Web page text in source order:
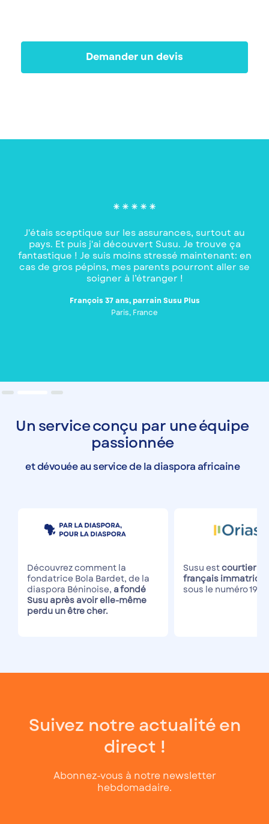
Demander un devis
J'étais sceptique sur les assurances, surtout au
pays. Et puis j'ai découvert Susu. Je trouve ça
fantastique ! Je suis moins stressé maintenant: en
cas de gros pépins, mes parents pourront aller se
soigner à l’étranger !
François 37 ans, parrain Susu Plus
Paris, France
Un service conçu par une équipe
passionnée
et dévouée au service de la diaspora africaine
Découvrez comment la
fondatrice Bola Bardet, de la
diaspora Béninoise, a fondé
Susu après avoir elle-même
perdu un être cher.
Susu estcourtier
français
sous le numéro
Suivez notre actualité en
direct !
Abonnez-vous à notre newsletter
hebdomadaire.